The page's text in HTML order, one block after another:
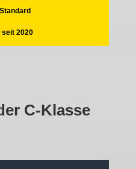
seit 2020
C-Klasse